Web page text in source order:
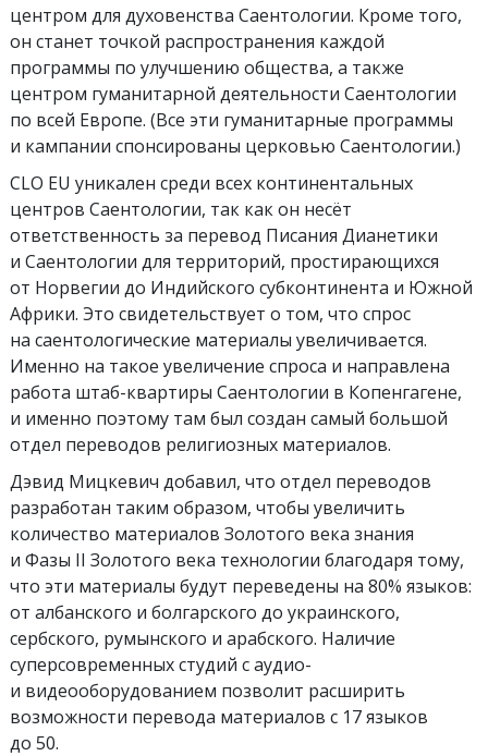
центром для духовенства Саентологии. Кроме того,
он станет точкой распространения каждой
программы по улучшению общества, а также
центром гуманитарной деятельности Саентологии
по всей Европе. (Все эти гуманитарные программы
и кампании спонсированы церковью Саентологии.)
CLO EU уникален среди всех континентальных
центров Саентологии, так как он несёт
ответственность за перевод Писания Дианетики
и Саентологии для территорий, простирающихся
от Норвегии до Индийского субконтинента и Южной
Африки. Это свидетельствует о том, что спрос
на саентологические материалы увеличивается.
Именно на такое увеличение спроса и направлена
работа штаб-квартиры Саентологии в Копенгагене,
и именно поэтому там был создан самый большой
отдел переводов религиозных материалов.
Дэвид Мицкевич добавил, что отдел переводов
разработан таким образом, чтобы увеличить
количество материалов Золотого века знания
и Фазы II Золотого века технологии благодаря тому,
что эти материалы будут переведены на 80% языков:
от албанского и болгарского до украинского,
сербского, румынского и арабского. Наличие
суперсовременных студий с аудио-
и видеооборудованием позволит расширить
возможности перевода материалов с 17 языков
до 50.